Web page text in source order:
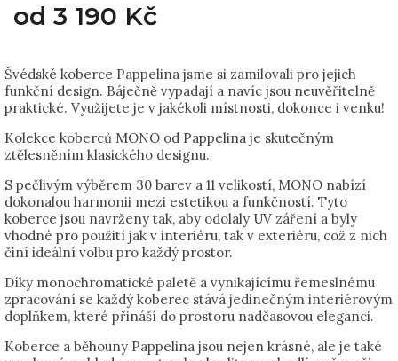
od 3 190 Kč
Švédské koberce Pappelina jsme si zamilovali pro jejich
funkční design. Báječně vypadají a navíc jsou neuvěřitelně
praktické. Využijete je v jakékoli místnosti, dokonce i venku!
Kolekce koberců MONO od Pappelina je skutečným
ztělesněním klasického designu.
S pečlivým výběrem 30 barev a 11 velikostí, MONO nabízí
dokonalou harmonii mezi estetikou a funkčností. Tyto
koberce jsou navrženy tak, aby odolaly UV záření a byly
vhodné pro použití jak v interiéru, tak v exteriéru, což z nich
činí ideální volbu pro každý prostor.
Díky monochromatické paletě a vynikajícímu řemeslnému
zpracování se každý koberec stává jedinečným interiérovým
doplňkem, které přináší do prostoru nadčasovou eleganci.
Koberce a běhouny Pappelina jsou nejen krásné, ale je také